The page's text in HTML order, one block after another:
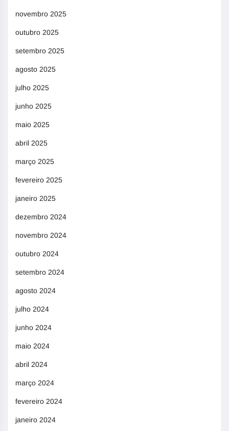
novembro 2025
outubro 2025
setembro 2025
agosto 2025
julho 2025
junho 2025
maio 2025
abril 2025
março 2025
fevereiro 2025
janeiro 2025
dezembro 2024
novembro 2024
outubro 2024
setembro 2024
agosto 2024
julho 2024
junho 2024
maio 2024
abril 2024
março 2024
fevereiro 2024
janeiro 2024